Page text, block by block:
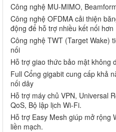
Công nghệ MU-MIMO,
Công nghệ OFDMA cải thiện
động để hỗ trợ nhiều kết nối hơn
Công nghệ TWT (Target Wake)
nối
Hỗ trợ giao thức bảo mật không
Full Cổng gigabit cung cấp khả
nối dây
Hỗ trợ máy chủ VPN, Universal
QoS, Bộ lập lịch Wi-Fi.
Hỗ trợ Easy Mesh giúp mở rộng
liền mạch.